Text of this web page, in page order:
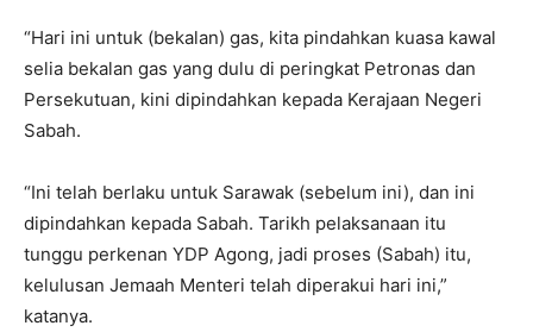
“Hari ini untuk (bekalan) gas, kita pindahkan kuasa kawal
selia bekalan gas yang dulu di peringkat Petronas dan
Persekutuan, kini dipindahkan kepada Kerajaan Negeri
Sabah.
“Ini telah berlaku untuk Sarawak (sebelum ini), dan ini
dipindahkan kepada Sabah. Tarikh pelaksanaan itu
tunggu perkenan YDP Agong, jadi proses (Sabah) itu,
kelulusan Jemaah Menteri telah diperakui hari ini,”
katanya.